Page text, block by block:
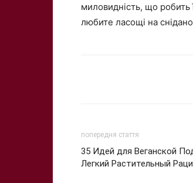
миловидність, що робить
любите ласощі на
попередня стаття
35 Идей для Веганской
Легкий Растительный